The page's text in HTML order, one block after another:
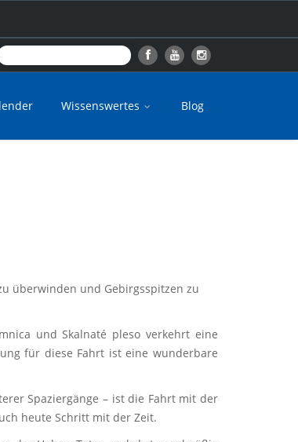
Wissenswertes Blog
überwinden und Gebirgsspitzen zu
und Skalnaté pleso verkehrt eine
für diese Fahrt ist eine wunderbare
Spaziergänge – ist die Fahrt mit der
heute Schritt mit der Zeit.